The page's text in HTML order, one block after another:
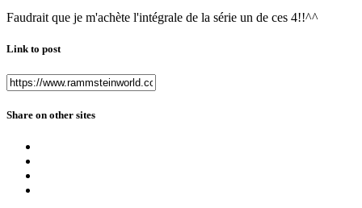
Faudrait que je m'achète l'intégrale de la série un de ces 4!!^^
Link to post
Share on other sites